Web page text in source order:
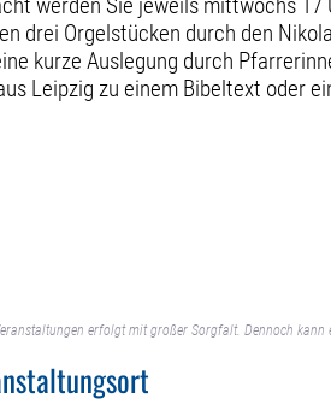
drei Orgelstücken durch den
kurze Auslegung durch
Leipzig zu einem Bibeltext oder
erfolgt mit großer Sorgfalt. Dennoch